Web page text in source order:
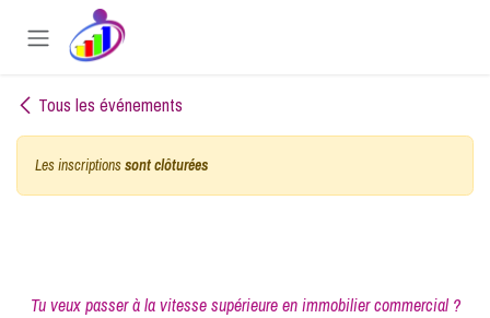
Se rendre au contenu
Tous les événements
Les inscriptionssont clôturées
Tu veux passer à la vitesse supérieure en immobilier commercial ?